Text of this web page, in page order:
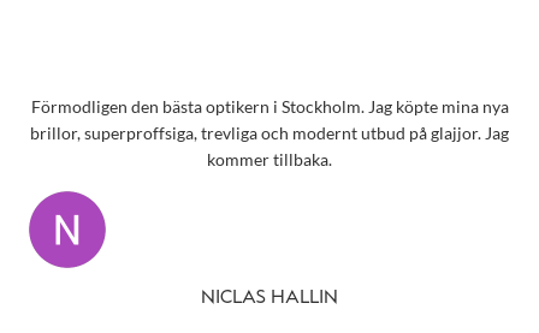
Förmodligen den bästa optikern i Stockholm. Jag köpte mina nya
brillor, superproffsiga, trevliga och modernt utbud på glajjor. Jag
kommer tillbaka.
NICLAS HALLIN